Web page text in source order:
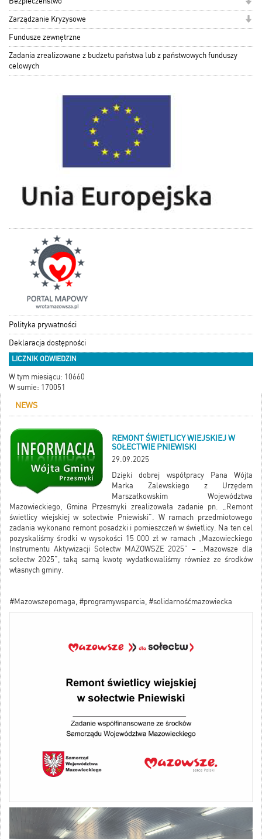
Zarządzanie Kryzysowe
Fundusze zewnętrzne
Zadania zrealizowane z budżetu państwa lub z państwowych funduszy
celowych
Polityka prywatności
Deklaracja dostępności
LICZNIK ODWIEDZIN
W tym miesiącu: 10660
W sumie: 170051
NEWS
REMONT ŚWIETLICY WIEJSKIEJ W
SOŁECTWIE PNIEWISKI
29.09.2025
Dzięki dobrej współpracy Pana Wójta
Marka Zalewskiego z Urzędem
Marszałkowskim Województwa
Mazowieckiego, Gmina Przesmyki zrealizowała zadanie pn. „Remont
świetlicy wiejskiej w sołectwie Pniewiski”. W ramach przedmiotowego
zadania wykonano remont posadzki i pomieszczeń w świetlicy. Na ten cel
pozyskaliśmy środki w wysokości 15 000 zł w ramach „Mazowieckiego
Instrumentu Aktywizacji Sołectw MAZOWSZE 2025” – „Mazowsze dla
sołectw 2025”, taką samą kwotę wydatkowaliśmy również ze środków
własnych gminy.
#Mazowszepomaga, #programywsparcia, #solidarnośćmazowiecka